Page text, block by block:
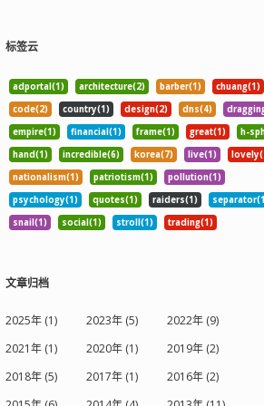
标签云
adportal(1) architecture(2) barber(1)
chuang(1)
code(2)
country(1) design(2) dns(4)
empire(1)
financial(1) frame(1) great(1)
h-
hand(1)
incredible(6) korea(7) live(1)
nationalism(1)
patriotism(1)
pollution(1)
psychology(1)
quotes(1) raiders(1)
snail(1)
social(1) stroll(1) trading(1)
文章归档
2025年 (1) 2023年 (5)
2022年 (9)
2021年 (1)
2020年 (1)
2019年 (2)
2018年 (5)
2017年 (1)
2016年 (2)